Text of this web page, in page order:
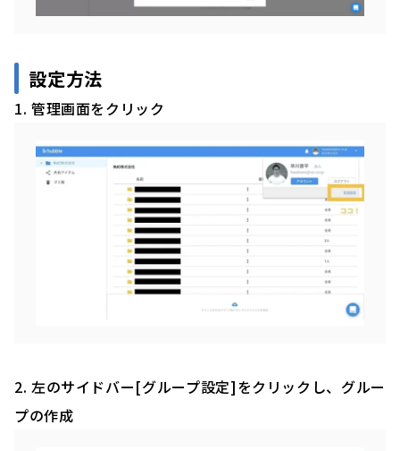
設定方法
1. 管理画面をクリック
2. 左のサイドバー[グループ設定]をクリックし、グルー
プの作成